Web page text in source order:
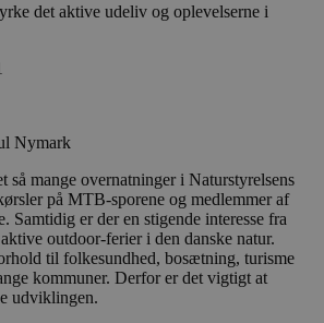
det aktive udeliv og oplevelserne i
Nymark
mange overnatninger i Naturstyrelsens
på MTB-sporene og medlemmer af
Samtidig er der en stigende interesse fra
outdoor-ferier i den danske natur.
til folkesundhed, bosætning, turisme
kommuner. Derfor er det vigtigt at
udviklingen.